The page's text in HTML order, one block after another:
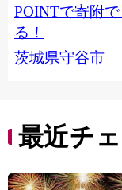
POINTで寄附で
る！
茨城県守谷市
最近チ